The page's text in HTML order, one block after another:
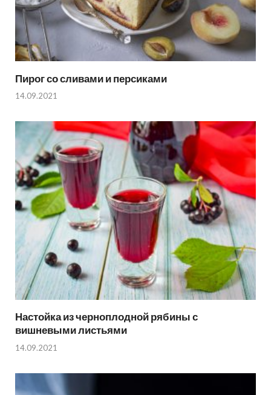
Пирог со сливами и персиками
14.09.2021
Настойка из черноплодной рябины с
вишневыми листьями
14.09.2021